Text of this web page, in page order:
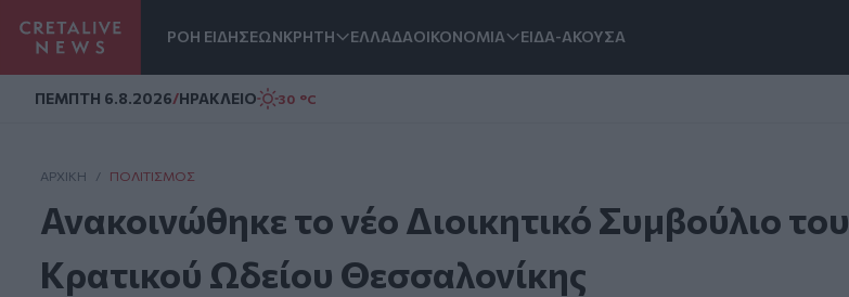
ΡΟΗ ΕΙΔΗΣΕΩΝΚΡΗΤΗ ΕΛΛΑΔΑΟΙΚΟΝΟΜΙΑ ΕΙΔΑ-ΑΚΟΥΣΑ
ΠΕΜΠΤΗ 6.8.2026/ΗΡΑΚΛΕΙΟ 30 °C
ΑΡΧΙΚΗ / ΠΟΛΙΤΙΣΜΌΣ
Ανακοινώθηκε το νέο Διοικητικό Συμβούλιο του
Κρατικού Ωδείου Θεσσαλονίκης